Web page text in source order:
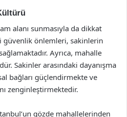
alanı sunmasıyla da dikkat
güvenlik önlemleri, sakinlerin
Ayrıca, mahalle
Sakinler arasındaki dayanışma
bağları güçlendirmekte ve
zenginleştirmektedir.
gözde mahallelerinden